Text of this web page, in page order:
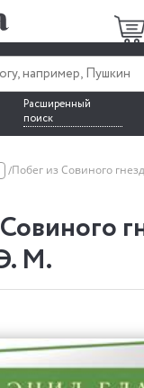
Расширенный
поиск
Побег из Совиного
М.